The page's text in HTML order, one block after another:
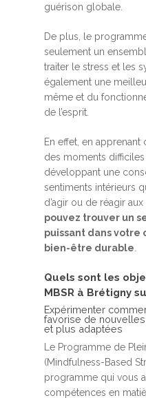
guérison globale.
De plus, le
seulement un
traiter le stress et les
également une
même et du
de l’esprit.
En effet, en
des moments
développant une
sentiments intérieurs
d’agir ou de réagir
pouvez trouver un
puissant dans votre
bien-être durable
Quels sont les
MBSR à Brétigny
Expérimenter
favorise de
et plus adaptées
Le Programme de
(Mindfulness-Based
programme qui vous
compétences en